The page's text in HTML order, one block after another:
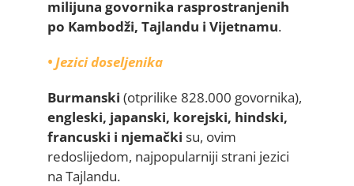
milijuna govornika rasprostranjenih
po Kambodži, Tajlandu i Vijetnamu.
• Jezici doseljenika
Burmanski (otprilike 828.000 govornika),
engleski, japanski, korejski, hindski,
francuski i njemački su, ovim
redoslijedom, najpopularniji strani jezici
na Tajlandu.